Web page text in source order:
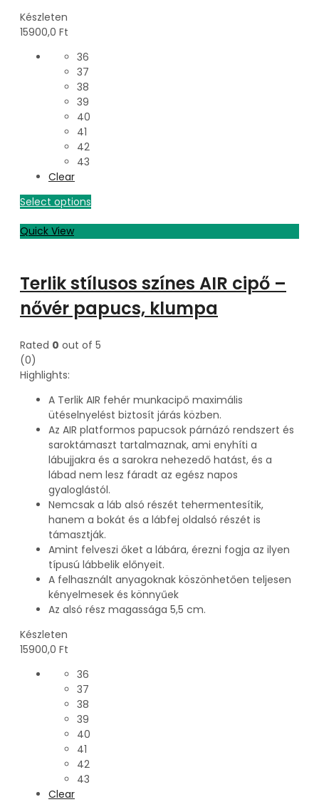
Készleten
15900,0 Ft
36
37
38
39
40
41
42
43
Clear
Select options
Quick View
Terlik stílusos színes AIR cipő –
nővér papucs, klumpa
Rated 0 out of 5
(0)
Highlights:
A Terlik AIR fehér munkacipő maximális
ütéselnyelést biztosít járás közben.
Az AIR platformos papucsok párnázó rendszert és
saroktámaszt tartalmaznak, ami enyhíti a
lábujjakra és a sarokra nehezedő hatást, és a
lábad nem lesz fáradt az egész napos
gyaloglástól.
Nemcsak a láb alsó részét tehermentesítik,
hanem a bokát és a lábfej oldalsó részét is
támasztják.
Amint felveszi őket a lábára, érezni fogja az ilyen
típusú lábbelik előnyeit.
A felhasznált anyagoknak köszönhetően teljesen
kényelmesek és könnyűek
Az alsó rész magassága 5,5 cm.
Készleten
15900,0 Ft
36
37
38
39
40
41
42
43
Clear